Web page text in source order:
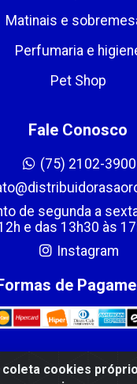
cookies
Matinais e
Perfumaria e
Pet Shop
Fale Conosco
(75) 2102-3900
de segunda a
e das 13h30 às
Instagram
de
SÃO ROQUE LTDA -